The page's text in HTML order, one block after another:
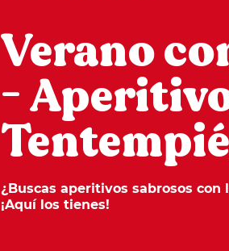
Verano
-
¿Buscas aperitivos sabrosos
¡Aquí los tienes!